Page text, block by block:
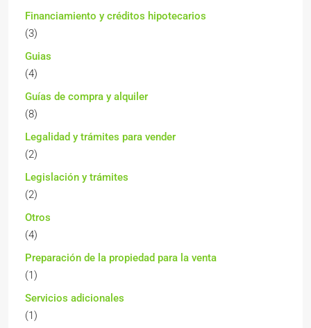
Financiamiento y créditos hipotecarios
(3)
Guias
(4)
Guías de compra y alquiler
(8)
Legalidad y trámites para vender
(2)
Legislación y trámites
(2)
Otros
(4)
Preparación de la propiedad para la venta
(1)
Servicios adicionales
(1)